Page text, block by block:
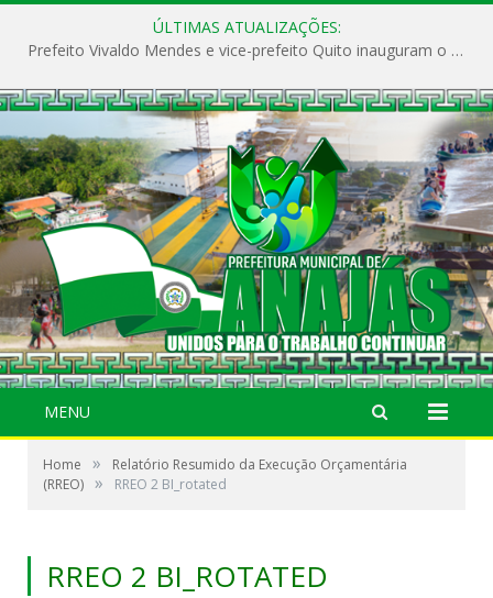
ÚLTIMAS ATUALIZAÇÕES:
Prefeito Vivaldo Mendes e vice-prefeito Quito inauguram o CAPS e fortalecem a saúde pública em Anajás.
MENU
Home »
Relatório Resumido da Execução Orçamentária
(RREO) » RREO 2 BI_rotated
RREO 2 BI_ROTATED